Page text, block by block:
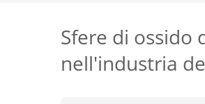
Sfere di
nell'industria